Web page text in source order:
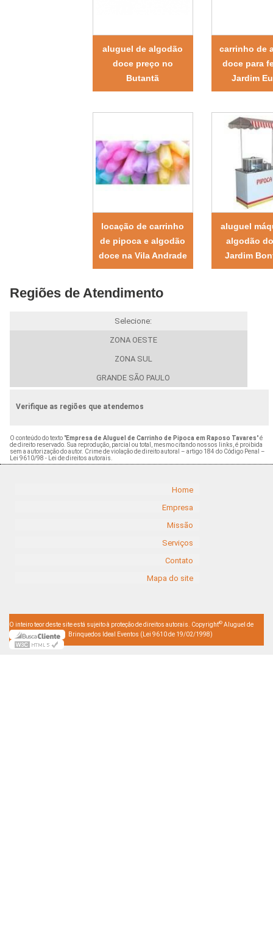
aluguel de algodão
doce preço no
Butantã
carrinho de
doce para
Jardim
locação de carrinho
de pipoca e algodão
doce na Vila Andrade
aluguel
algodão
Jardim
Regiões de Atendimento
Selecione:
ZONA OESTE
ZONA SUL
GRANDE SÃO PAULO
Verifique as regiões que atendemos
O conteúdo do texto "Empresa de Aluguel de Carrinho de Pipoca em Raposo Tavares" é
de direito reservado. Sua reprodução, parcial ou total, mesmo citando nossos links, é proibida
sem a autorização do autor. Crime de violação de direito autoral – artigo 184 do Código Penal –
Lei 9610/98 - Lei de direitos autorais
Home
Empresa
Missão
Serviços
Contato
Mapa do site
O inteiro teor deste site está sujeito à proteção de direitos autorais. Copyright© Aluguel de
Brinquedos Ideal Eventos (Lei 9610 de 19/02/1998)